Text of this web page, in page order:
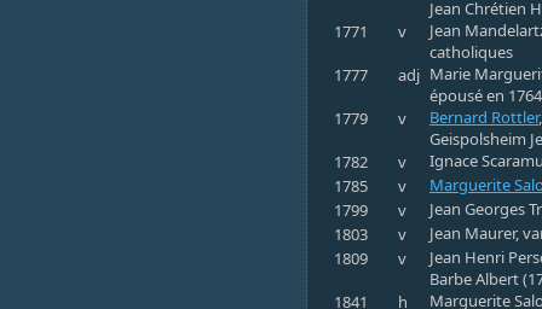
Jean Chrétien
1771
v
Jean
catholiques
1777
adj Marie
épousé en
1779
v Bernard Rottler
Geispolsheim
1782
v
Ignace
1785
v
Marguerite
1799
v
Jean Georges
1803
v
Jean Maurer,
1809
v
Jean Henri
Barbe Albert
1841
h
Marguerite